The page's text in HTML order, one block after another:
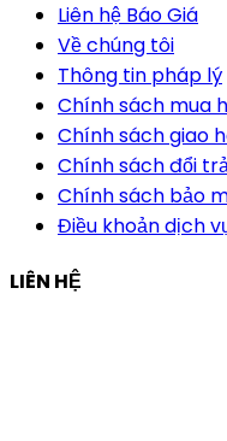
Liên hệ Báo Giá
Về chúng tôi
Thông tin pháp lý
Chính sách mua
Chính sách giao
Chính sách đổi
Chính sách bảo
Điều khoản dịch
LIÊN HỆ